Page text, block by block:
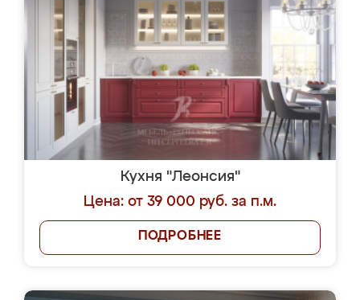
Кухня "Леонсия"
Цена: от 39 000 руб. за п.м.
ПОДРОБНЕЕ